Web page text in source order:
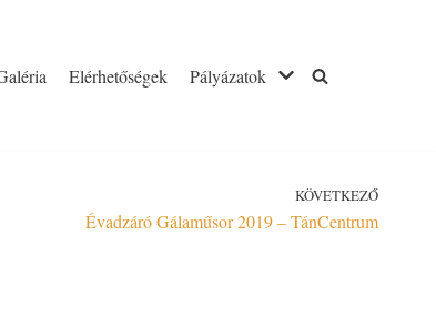
Elérhetőségek Pályázatok
KÖVETKEZŐ
Évadzáró Gálaműsor 2019 – TánCentrum